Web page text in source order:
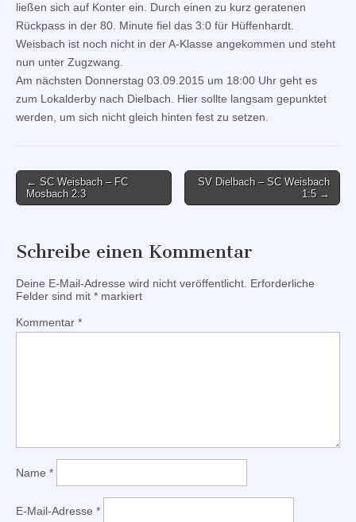
ließen sich auf Konter ein. Durch einen zu kurz geratenen
Rückpass in der 80. Minute fiel das 3:0 für Hüffenhardt.
Weisbach ist noch nicht in der A-Klasse angekommen und steht
nun unter Zugzwang.
Am nächsten Donnerstag 03.09.2015 um 18:00 Uhr geht es
zum Lokalderby nach Dielbach. Hier sollte langsam gepunktet
werden, um sich nicht gleich hinten fest zu setzen.
Post
navigation
← SC Weisbach – FC
Mosbach 2:3
SV Dielbach – SC Weisbach
1:5 →
Schreibe einen Kommentar
Deine E-Mail-Adresse wird nicht veröffentlicht. Erforderliche
Felder sind mit * markiert
Kommentar *
Name *
E-Mail-Adresse *